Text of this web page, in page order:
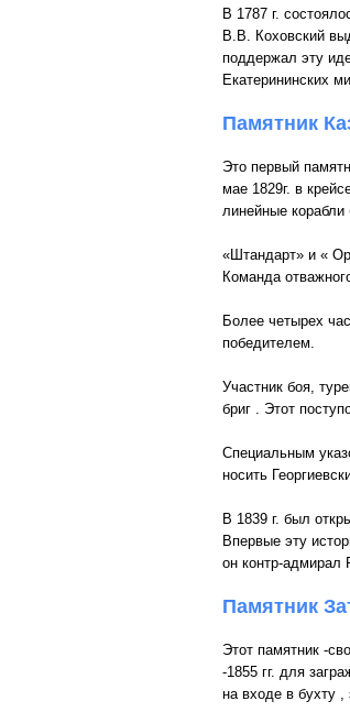
В 1787 г.
В.В. Коховский
поддержал эту
Екатерининских
Памятник
Это первый
мае 1829г. в
линейные
«Штандарт» и «
Команда
Более четырех
победителем.
Участник боя,
бриг . Этот
Специальным
носить
В 1839 г. был
Впервые эту
он контр-адмирал
Памятник
Этот памятник -
-1855 гг. для
на входе в бухту ,